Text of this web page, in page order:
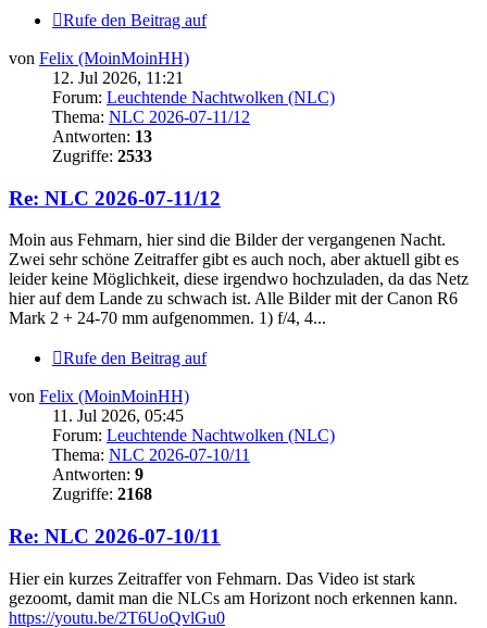
Rufe den Beitrag auf
von Felix (MoinMoinHH)
12. Jul 2026, 11:21
Forum: Leuchtende Nachtwolken (NLC)
Thema: NLC 2026-07-11/12
Antworten: 13
Zugriffe: 2533
Re: NLC 2026-07-11/12
Moin aus Fehmarn, hier sind die Bilder der vergangenen Nacht.
Zwei sehr schöne Zeitraffer gibt es auch noch, aber aktuell gibt es
leider keine Möglichkeit, diese irgendwo hochzuladen, da das Netz
hier auf dem Lande zu schwach ist. Alle Bilder mit der Canon R6
Mark 2 + 24-70 mm aufgenommen. 1) f/4, 4...
Rufe den Beitrag auf
von Felix (MoinMoinHH)
11. Jul 2026, 05:45
Forum: Leuchtende Nachtwolken (NLC)
Thema: NLC 2026-07-10/11
Antworten: 9
Zugriffe: 2168
Re: NLC 2026-07-10/11
Hier ein kurzes Zeitraffer von Fehmarn. Das Video ist stark
gezoomt, damit man die NLCs am Horizont noch erkennen kann.
https://youtu.be/2T6UoQvlGu0